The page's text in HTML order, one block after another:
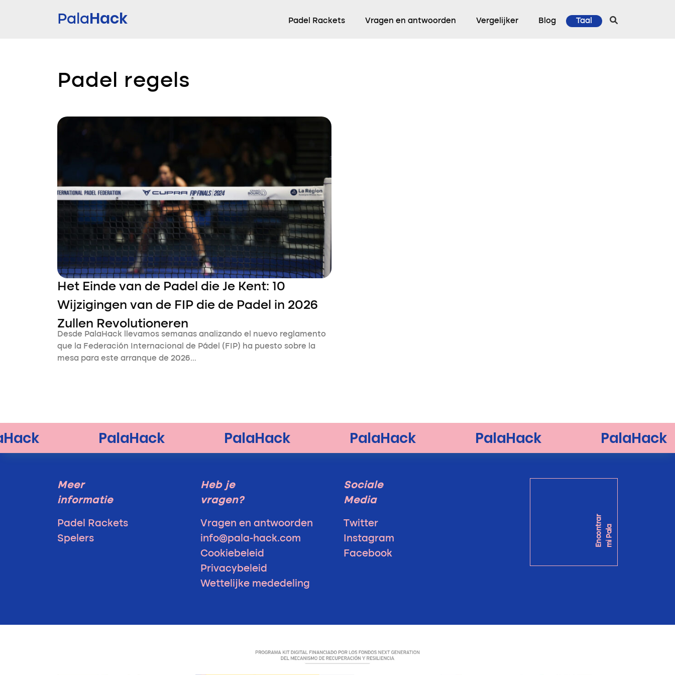
PalaHack Padel Rackets Vragen en antwoorden Vergelijker Blog Taal
Padel regels
Het Einde van de Padel die Je Kent: 10
Wijzigingen van de FIP die de Padel in 2026
Zullen Revolutioneren
Desde PalaHack llevamos semanas analizando el nuevo reglamento
que la Federación Internacional de Pádel (FIP) ha puesto sobre la
mesa para este arranque de 2026…
Meer
informatie
Padel Rackets
Spelers
Heb je
vragen?
Vragen en antwoorden
info@pala-hack.com
Cookiebeleid
Privacybeleid
Wettelijke mededeling
Sociale
Media
Twitter
Instagram
Facebook